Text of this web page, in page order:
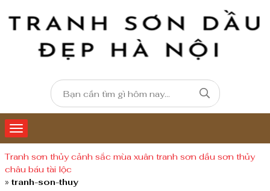
Tranh sơn thủy cảnh sắc mùa xuân tranh sơn dầu sơn thủy
châu báu tài lộc
» tranh-son-thuy